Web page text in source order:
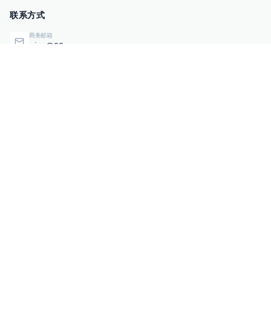
联系方式
商务邮箱
qiye@00sec.com